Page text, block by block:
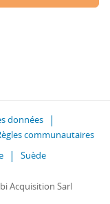
données
communautaires
Suède
Acquisition Sarl